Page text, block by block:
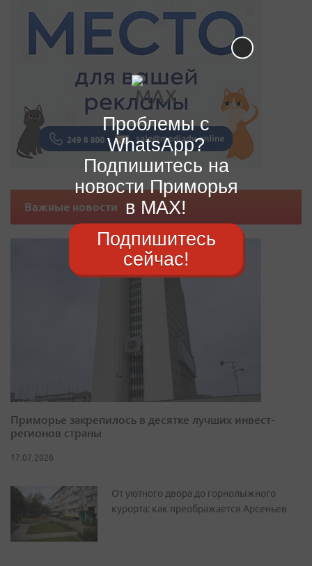
Важные новости
Приморье закрепилось в десятке лучших инвест-
регионов страны
17.07.2026
От уютного двора до горнолыжного
курорта: как преображается Арсеньев
Проблемы с
WhatsApp?
Подпишитесь на
новости Приморья
в MAX!
Подпишитесь
сейчас!